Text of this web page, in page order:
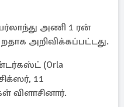
அணி 1 ரன்
அறிவிக்கப்பட்டது.
(Orla
11
விளாசினார்.